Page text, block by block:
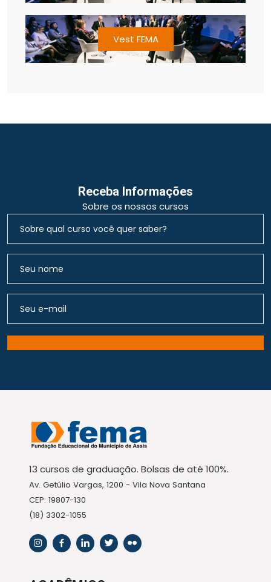
Vest FEMA
Receba Informações
Sobre os nossos cursos
13 cursos de graduação. Bolsas de até 100%.
Av. Getúlio Vargas, 1200 - Vila Nova Santana
CEP: 19807-130
(18) 3302-1055